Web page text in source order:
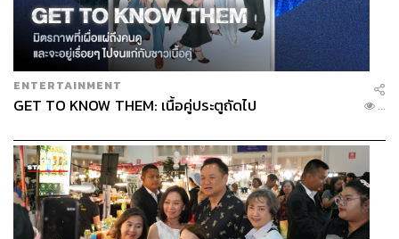
ENTERTAINMENT
GET TO KNOW THEM: เนื้อคู่ประตูถัดไป ...